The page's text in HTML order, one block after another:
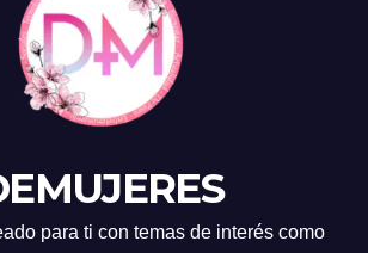
para ti con temas de interés como